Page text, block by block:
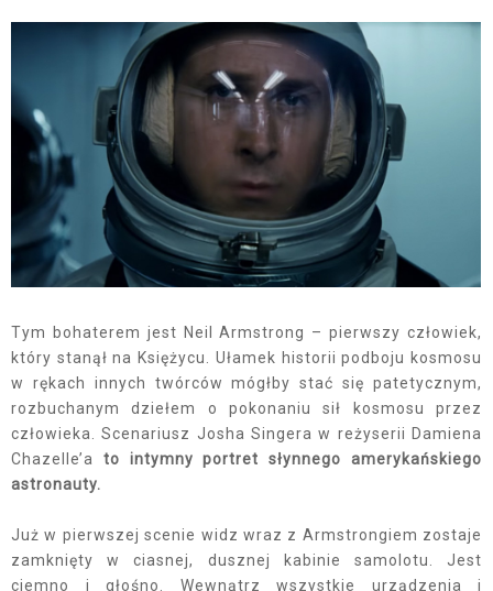
Tym bohaterem jest Neil Armstrong – pierwszy człowiek,
który stanął na Księżycu. Ułamek historii podboju kosmosu
w rękach innych twórców mógłby stać się patetycznym,
rozbuchanym dziełem o pokonaniu sił kosmosu przez
człowieka. Scenariusz Josha Singera w reżyserii Damiena
Chazelle’a to intymny portret słynnego amerykańskiego
astronauty.
Już w pierwszej scenie widz wraz z Armstrongiem zostaje
zamknięty w ciasnej, dusznej kabinie samolotu. Jest
ciemno i głośno. Wewnątrz wszystkie urządzenia i